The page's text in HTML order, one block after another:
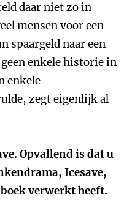
daar niet zo in
mensen voor een
spaargeld naar een
enkele historie in
enkele
zegt eigenlijk al
Opvallend is dat u
Icesave,
verwerkt heeft.